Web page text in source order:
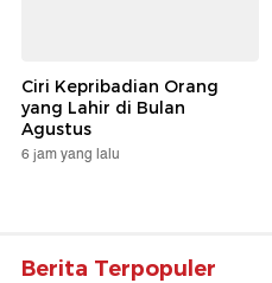
Ciri Kepribadian Orang
yang Lahir di Bulan
Agustus
6 jam yang lalu
Berita Terpopuler